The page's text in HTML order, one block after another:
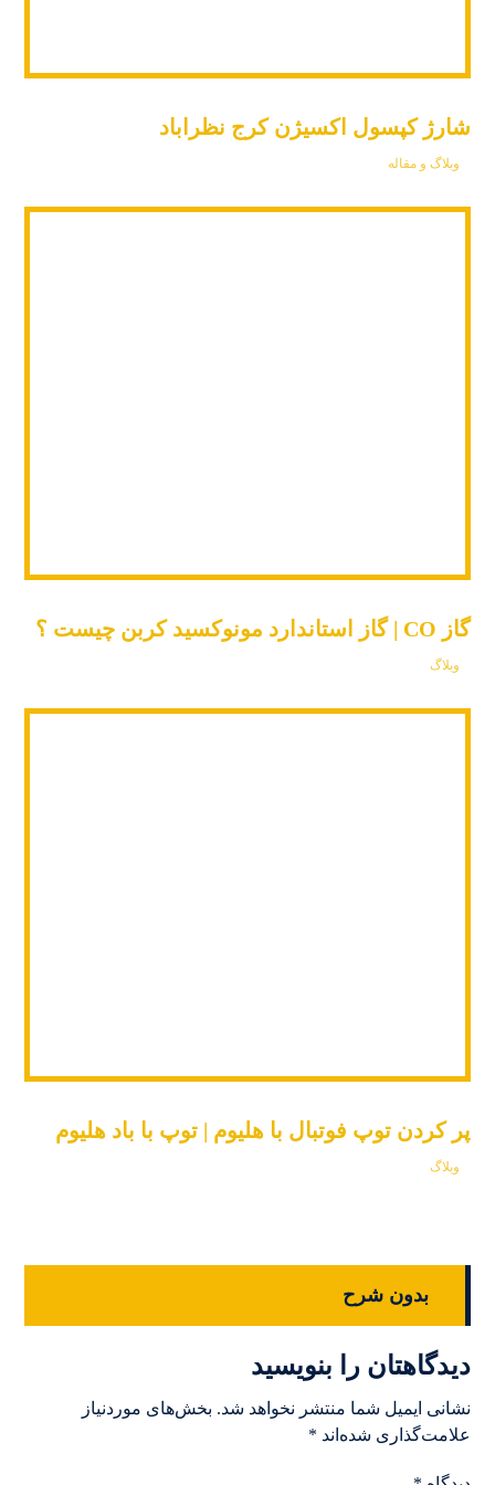
شارژ کپسول اکسیژن کرج نظراباد
وبلاگ و مقاله
گاز CO | گاز استاندارد مونوکسید کربن چیست ؟
وبلاگ
پر کردن توپ فوتبال با هلیوم | توپ با باد هلیوم
وبلاگ
بدون شرح
دیدگاهتان را بنویسید
نشانی ایمیل شما منتشر نخواهد شد. بخش‌های موردنیاز
علامت‌گذاری شده‌اند *